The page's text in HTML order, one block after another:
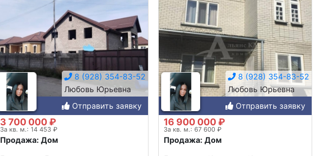
8 (928) 354-83-52
Любовь Юрьевна
Отправить заявку
3 700 000 ₽
За кв. м.: 14 453 ₽
Продажа: Дом
8 (928) 354-83-52
Любовь Юрьевна
Отправить заявку
16 900 000 ₽
За кв. м.: 67 600 ₽
Продажа: Дом